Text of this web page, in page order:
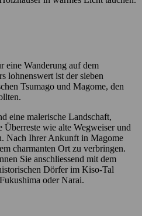
eine Wanderung auf dem
lohnenswert ist der sieben
Tsumago und Magome, den
eine malerische Landschaft,
Überreste wie alte Wegweiser und
Nach Ihrer Ankunft in Magome
charmanten Ort zu verbringen.
Sie anschliessend mit dem
Dörfer im Kiso-Tal
oder Narai.